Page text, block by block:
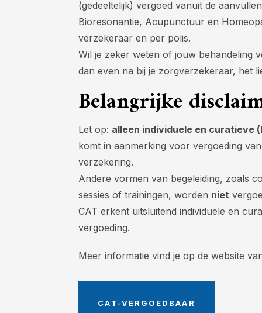
(gedeeltelijk) vergoed vanuit de
Bioresonantie, Acupunctuur en
verzekeraar en per polis.
Wil je zeker weten of jouw behandeling
dan even na bij je zorgverzekeraar, het
Belangrijke
Let op: alleen individuele en curatieve
komt in aanmerking voor vergoeding
verzekering.
Andere vormen van begeleiding, zoals
sessies of trainingen, worden niet
CAT erkent uitsluitend individuele en
vergoeding.
Meer informatie vind je op de website
CAT-VERGOEDBAAR